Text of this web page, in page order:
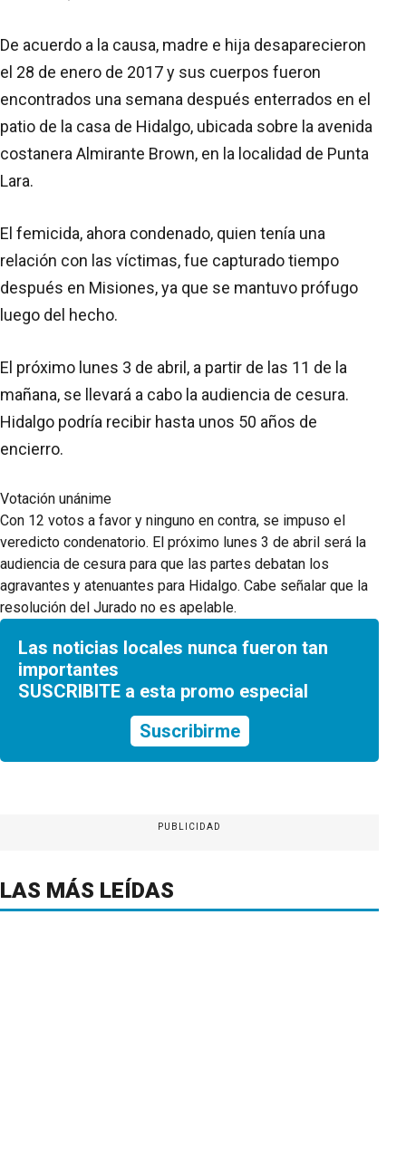
De acuerdo a la causa, madre e hija desaparecieron
el 28 de enero de 2017 y sus cuerpos fueron
encontrados una semana después enterrados en el
patio de la casa de Hidalgo, ubicada sobre la avenida
costanera Almirante Brown, en la localidad de Punta
Lara.
El femicida, ahora condenado, quien tenía una
relación con las víctimas, fue capturado tiempo
después en Misiones, ya que se mantuvo prófugo
luego del hecho.
El próximo lunes 3 de abril, a partir de las 11 de la
mañana, se llevará a cabo la audiencia de cesura.
Hidalgo podría recibir hasta unos 50 años de
encierro.
Votación unánime
Con 12 votos a favor y ninguno en contra, se impuso el
veredicto condenatorio. El próximo lunes 3 de abril será la
audiencia de cesura para que las partes debatan los
agravantes y atenuantes para Hidalgo. Cabe señalar que la
resolución del Jurado no es apelable.
Las noticias locales nunca fueron tan
importantes
SUSCRIBITE a esta promo especial
Suscribirme
PUBLICIDAD
LAS MÁS LEÍDAS